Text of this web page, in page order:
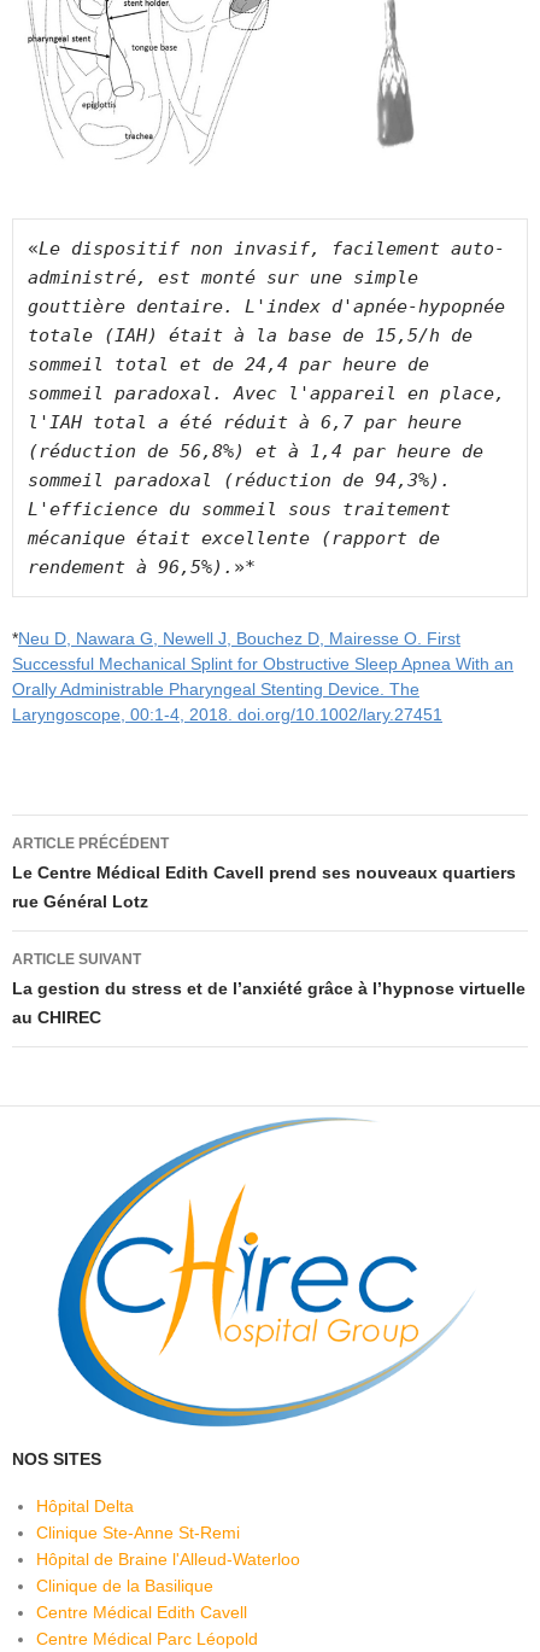
«Le dispositif non invasif, facilement auto-
administré, est monté sur une simple
gouttière dentaire. L'index d'apnée-hypopnée
totale (IAH) était à la base de 15,5/h de
sommeil total et de 24,4 par heure de
sommeil paradoxal. Avec l'appareil en place,
l'IAH total a été réduit à 6,7 par heure
(réduction de 56,8%) et à 1,4 par heure de
sommeil paradoxal (réduction de 94,3%).
L'efficience du sommeil sous traitement
mécanique était excellente (rapport de
rendement à 96,5%). »*
*Neu D, Nawara G, Newell J, Bouchez D, Mairesse O. First
Successful Mechanical Splint for Obstructive Sleep Apnea With an
Orally Administrable Pharyngeal Stenting Device. The
Laryngoscope, 00:1-4, 2018. doi.org/10.1002/lary.27451
Navigation
des
articles
ARTICLE PRÉCÉDENT
Le Centre Médical Edith Cavell prend ses nouveaux quartiers
rue Général Lotz
ARTICLE SUIVANT
La gestion du stress et de l’anxiété grâce à l’hypnose virtuelle
au CHIREC
NOS SITES
Hôpital Delta
Clinique Ste-Anne St-Remi
Hôpital de Braine l'Alleud-Waterloo
Clinique de la Basilique
Centre Médical Edith Cavell
Centre Médical Parc Léopold